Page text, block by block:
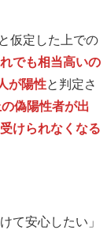
仮定した上での
でも相当高いの
が陽性と判定さ
偽陽性者が出
けられなくなる
て安心したい」